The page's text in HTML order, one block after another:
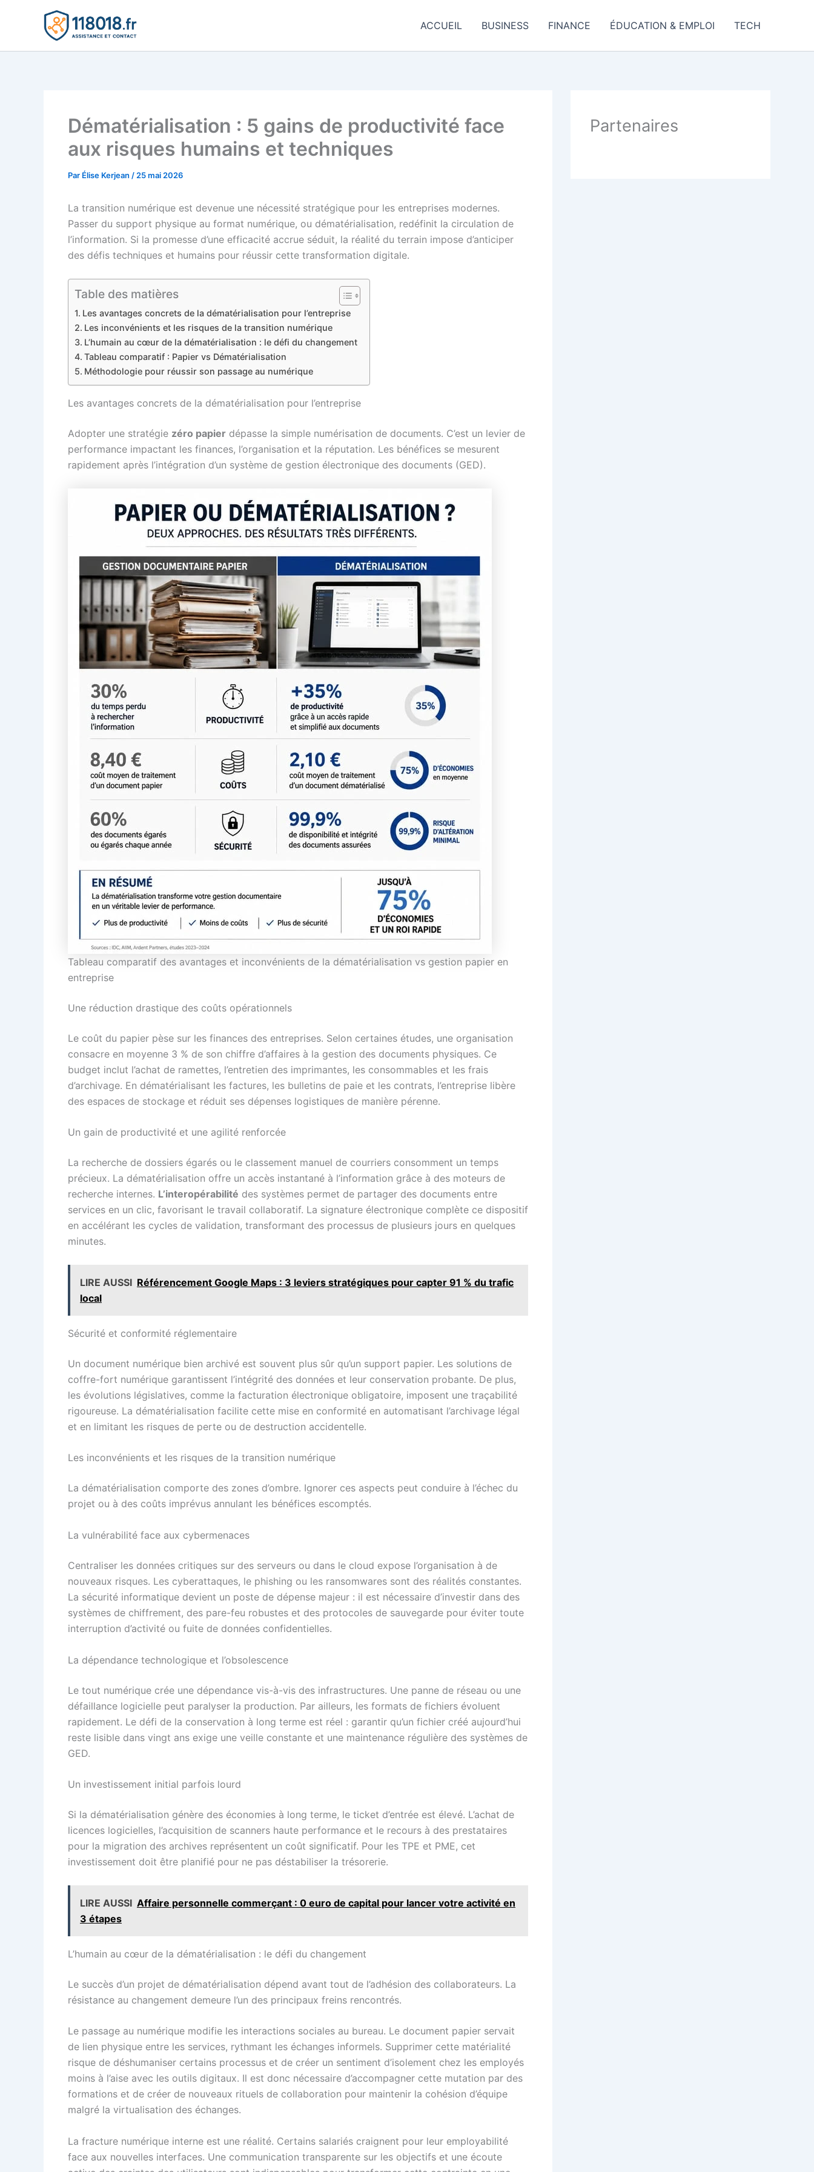
ACCUEIL BUSINESS FINANCE ÉDUCATION & EMPLOI TECH
Dématérialisation : 5 gains de productivité face
aux risques humains et techniques
Par Élise Kerjean /25 mai 2026
La transition numérique est devenue une nécessité stratégique pour les entreprises modernes.
Passer du support physique au format numérique, ou dématérialisation, redéfinit la circulation de
l’information. Si la promesse d’une efficacité accrue séduit, la réalité du terrain impose d’anticiper
des défis techniques et humains pour réussir cette transformation digitale.
Table des matières
Les avantages concrets de la dématérialisation pour l’entreprise
Les inconvénients et les risques de la transition numérique
L’humain au cœur de la dématérialisation : le défi du changement
Tableau comparatif : Papier vs Dématérialisation
Méthodologie pour réussir son passage au numérique
Les avantages concrets de la dématérialisation pour l’entreprise
Adopter une stratégie zéro papier dépasse la simple numérisation de documents. C’est un levier de
performance impactant les finances, l’organisation et la réputation. Les bénéfices se mesurent
rapidement après l’intégration d’un système de gestion électronique des documents (GED).
Tableau comparatif des avantages et inconvénients de la dématérialisation vs gestion papier en
entreprise
Une réduction drastique des coûts opérationnels
Le coût du papier pèse sur les finances des entreprises. Selon certaines études, une organisation
consacre en moyenne 3 % de son chiffre d’affaires à la gestion des documents physiques. Ce
budget inclut l’achat de ramettes, l’entretien des imprimantes, les consommables et les frais
d’archivage. En dématérialisant les factures, les bulletins de paie et les contrats, l’entreprise libère
des espaces de stockage et réduit ses dépenses logistiques de manière pérenne.
Un gain de productivité et une agilité renforcée
La recherche de dossiers égarés ou le classement manuel de courriers consomment un temps
précieux. La dématérialisation offre un accès instantané à l’information grâce à des moteurs de
recherche internes. L’interopérabilité des systèmes permet de partager des documents entre
services en un clic, favorisant le travail collaboratif. La signature électronique complète ce dispositif
en accélérant les cycles de validation, transformant des processus de plusieurs jours en quelques
minutes.
LIRE AUSSI Référencement Google Maps : 3 leviers stratégiques pour capter 91 % du trafic
local
Sécurité et conformité réglementaire
Un document numérique bien archivé est souvent plus sûr qu’un support papier. Les solutions de
coffre-fort numérique garantissent l’intégrité des données et leur conservation probante. De plus,
les évolutions législatives, comme la facturation électronique obligatoire, imposent une traçabilité
rigoureuse. La dématérialisation facilite cette mise en conformité en automatisant l’archivage légal
et en limitant les risques de perte ou de destruction accidentelle.
Les inconvénients et les risques de la transition numérique
La dématérialisation comporte des zones d’ombre. Ignorer ces aspects peut conduire à l’échec du
projet ou à des coûts imprévus annulant les bénéfices escomptés.
La vulnérabilité face aux cybermenaces
Centraliser les données critiques sur des serveurs ou dans le cloud expose l’organisation à de
nouveaux risques. Les cyberattaques, le phishing ou les ransomwares sont des réalités constantes.
La sécurité informatique devient un poste de dépense majeur : il est nécessaire d’investir dans des
systèmes de chiffrement, des pare-feu robustes et des protocoles de sauvegarde pour éviter toute
interruption d’activité ou fuite de données confidentielles.
La dépendance technologique et l’obsolescence
Le tout numérique crée une dépendance vis-à-vis des infrastructures. Une panne de réseau ou une
défaillance logicielle peut paralyser la production. Par ailleurs, les formats de fichiers évoluent
rapidement. Le défi de la conservation à long terme est réel : garantir qu’un fichier créé aujourd’hui
reste lisible dans vingt ans exige une veille constante et une maintenance régulière des systèmes de
GED.
Un investissement initial parfois lourd
Si la dématérialisation génère des économies à long terme, le ticket d’entrée est élevé. L’achat de
licences logicielles, l’acquisition de scanners haute performance et le recours à des prestataires
pour la migration des archives représentent un coût significatif. Pour les TPE et PME, cet
investissement doit être planifié pour ne pas déstabiliser la trésorerie.
LIRE AUSSI Affaire personnelle commerçant : 0 euro de capital pour lancer votre activité en
3 étapes
L’humain au cœur de la dématérialisation : le défi du changement
Le succès d’un projet de dématérialisation dépend avant tout de l’adhésion des collaborateurs. La
résistance au changement demeure l’un des principaux freins rencontrés.
Le passage au numérique modifie les interactions sociales au bureau. Le document papier servait
de lien physique entre les services, rythmant les échanges informels. Supprimer cette matérialité
risque de déshumaniser certains processus et de créer un sentiment d’isolement chez les employés
moins à l’aise avec les outils digitaux. Il est donc nécessaire d’accompagner cette mutation par des
formations et de créer de nouveaux rituels de collaboration pour maintenir la cohésion d’équipe
malgré la virtualisation des échanges.
La fracture numérique interne est une réalité. Certains salariés craignent pour leur employabilité
face aux nouvelles interfaces. Une communication transparente sur les objectifs et une écoute
Partenaires